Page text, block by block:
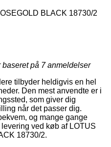
BLACK 18730/2
på 7anmeldelser
tilbyder heldigvis en hel
Den mest anvendte er i
som giver dig
når det passer dig.
og mange gange
ved køb af LOTUS
18730/2.